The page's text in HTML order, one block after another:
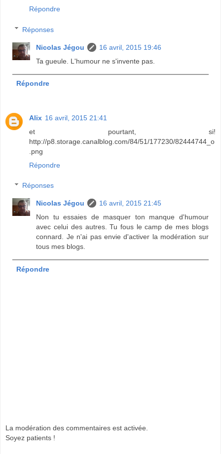
Répondre
Réponses
Nicolas Jégou
16 avril, 2015 19:46
Ta gueule. L'humour ne s'invente pas.
Répondre
Alix 16 avril, 2015 21:41
et pourtant, si!
http://p8.storage.canalblog.com/84/51/177230/82444744_o
.png
Répondre
Réponses
Nicolas Jégou
16 avril, 2015 21:45
Non tu essaies de masquer ton manque d'humour
avec celui des autres. Tu fous le camp de mes blogs
connard. Je n'ai pas envie d'activer la modération sur
tous mes blogs.
Répondre
La modération des commentaires est activée.
Soyez patients !